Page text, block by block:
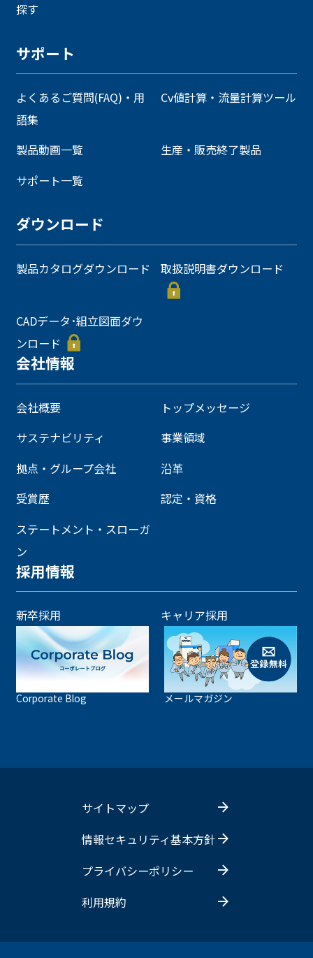
探す
サポート
よくあるご質問(FAQ)・用
語集
Cv値計算・流量計算ツール
製品動画一覧
生産・販売終了製品
サポート一覧
ダウンロード
製品カタログダウンロード 取扱説明書ダウンロード
CADデータ･組立図面ダウ
ンロード
会社情報
会社概要
トップメッセージ
サステナビリティ
事業領域
拠点・グループ会社
沿革
受賞歴
認定・資格
ステートメント・スローガ
ン
採用情報
新卒採用 キャリア採用
Corporate Blog メールマガジン
サイトマップ
情報セキュリティ基本方針
プライバシーポリシー
利用規約